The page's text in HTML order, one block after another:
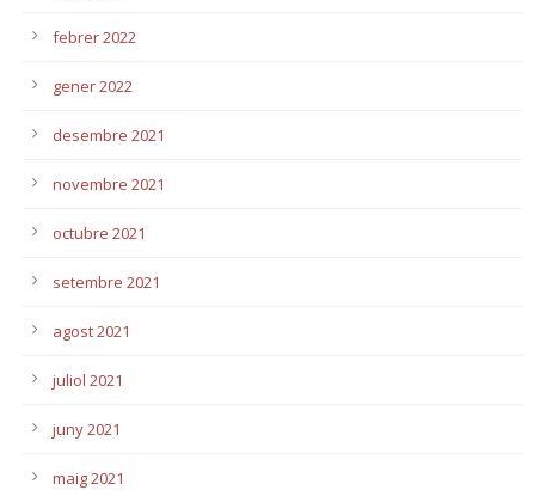
febrer 2022
gener 2022
desembre 2021
novembre 2021
octubre 2021
setembre 2021
agost 2021
juliol 2021
juny 2021
maig 2021